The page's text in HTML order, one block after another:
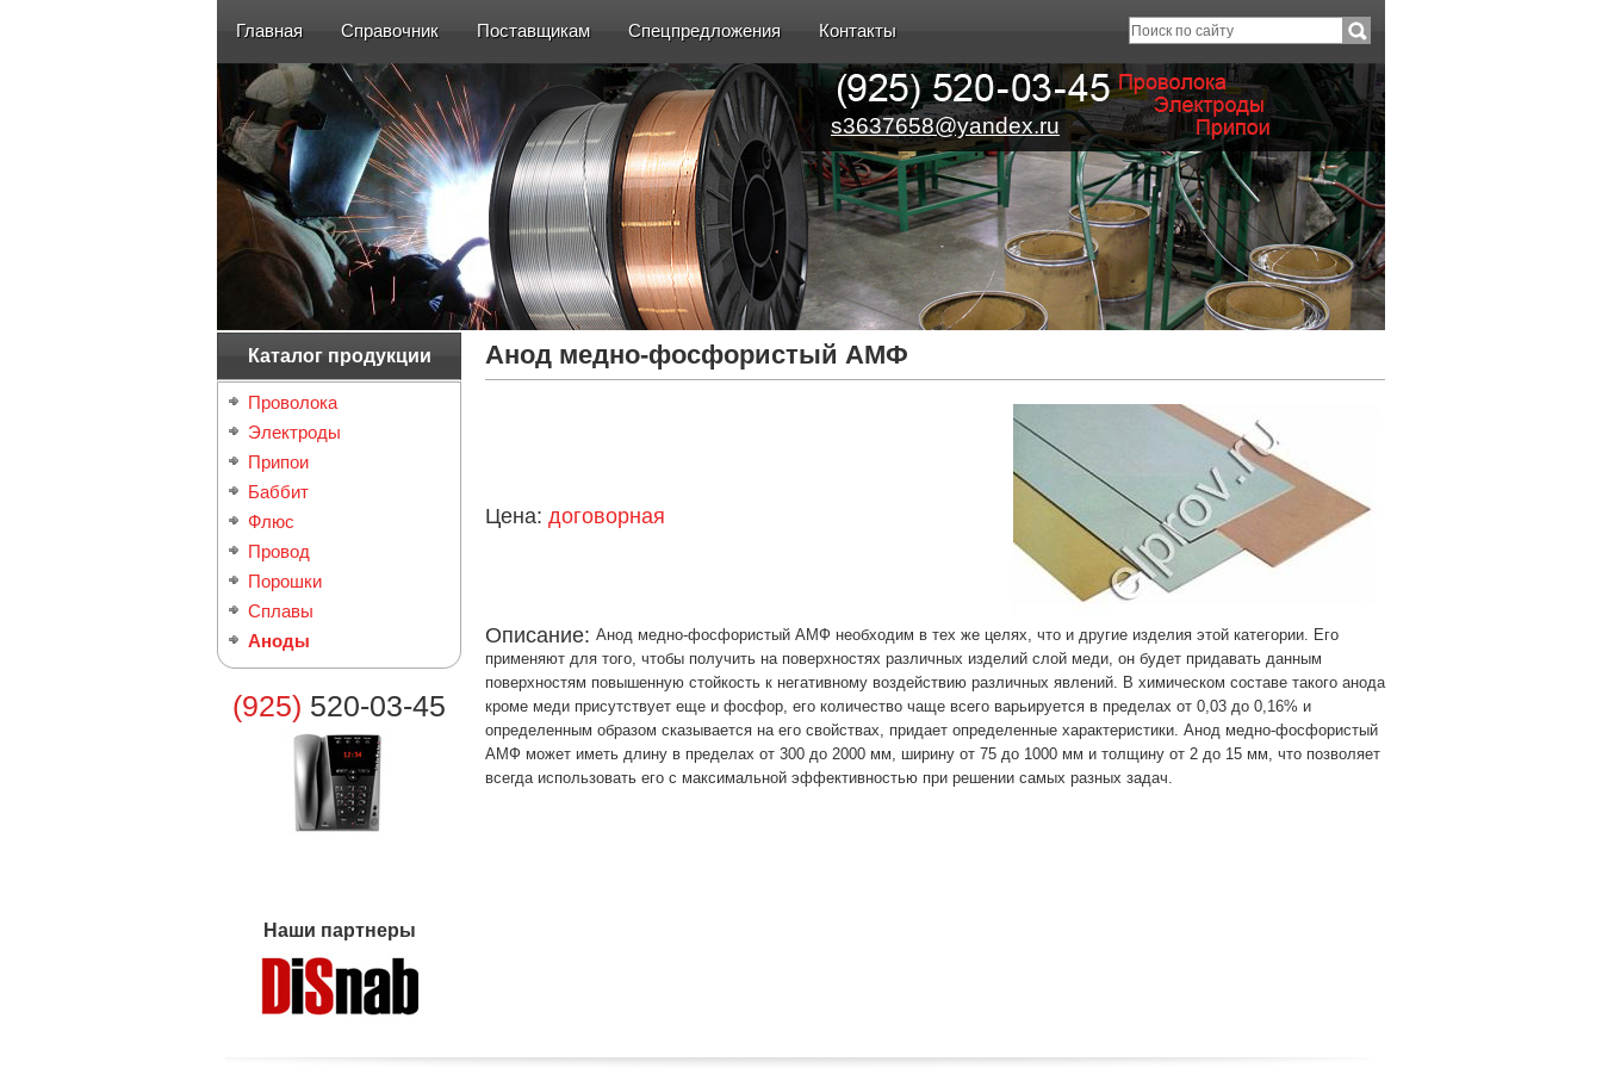
Главная Справочник Поставщикам Спецпредложения Контакты
s3637658@yandex.ru
Каталог продукции
Проволока
Электроды
Припои
Баббит
Флюс
Провод
Порошки
Сплавы
Аноды
(925) 520-03-45
Наши партнеры
Анод медно-фосфористый АМФ
Цена: договорная
Описание: Анод медно-фосфористый АМФ необходим в тех же целях, что и другие изделия этой категории. Его
применяют для того, чтобы получить на поверхностях различных изделий слой меди, он будет придавать данным
поверхностям повышенную стойкость к негативному воздействию различных явлений. В химическом составе такого анода
кроме меди присутствует еще и фосфор, его количество чаще всего варьируется в пределах от 0,03 до 0,16% и
определенным образом сказывается на его свойствах, придает определенные характеристики. Анод медно-фосфористый
АМФ может иметь длину в пределах от 300 до 2000 мм, ширину от 75 до 1000 мм и толщину от 2 до 15 мм, что позволяет
всегда использовать его с максимальной эффективностью при решении самых разных задач.